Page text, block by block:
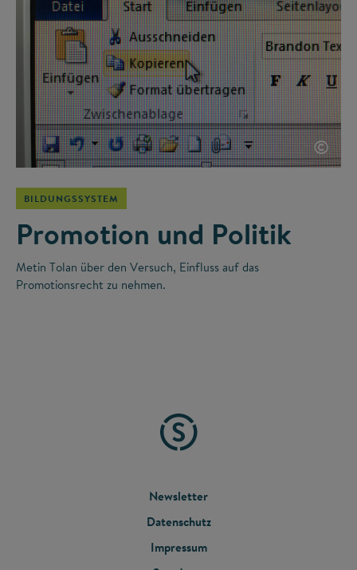
©
BILDUNGSSYSTEM
Promotion und Politik
Metin Tolan über den Versuch, Einfluss auf das
Promotionsrecht zu nehmen.
FOOTER
MENU
Newsletter
Datenschutz
Impressum